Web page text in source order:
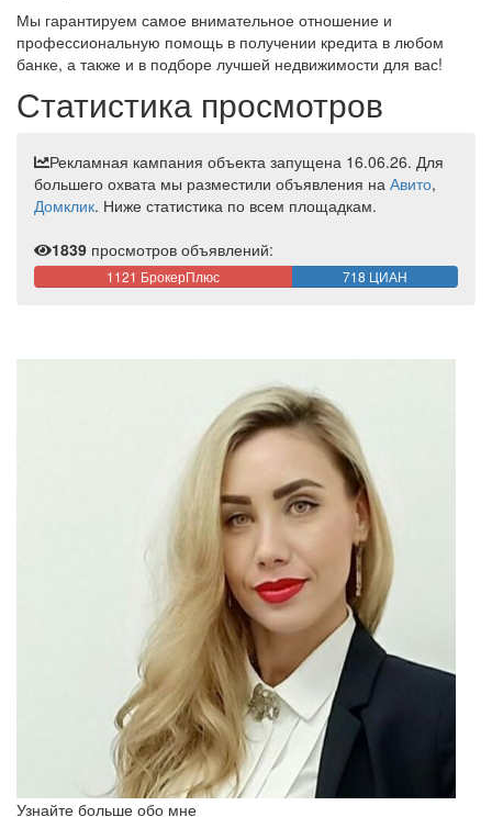
Мы гарантируем самое внимательное отношение и
профессиональную помощь в получении кредита в любом
банке, а также и в подборе лучшей недвижимости для вас!
Статистика просмотров
Рекламная кампания объекта запущена 16.06.26. Для
большего охвата мы разместили объявления на Авито,
Домклик. Ниже статистика по всем площадкам.
1839 просмотров объявлений:
1121 БрокерПлюс 718 ЦИАН
Узнайте больше обо мне